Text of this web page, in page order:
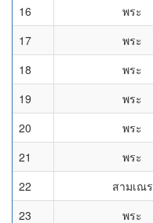
16
พระ
17
พระ
18
พระ
19
พระ
20
พระ
21
พระ
22
สามเณร
23
พระ